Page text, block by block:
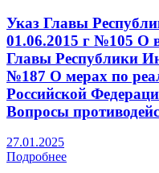
Указ Главы
01.06.2015 г №105 О
Главы Республики
№187 О мерах по
Российской
Вопросы
27.01.2025
Подробнее